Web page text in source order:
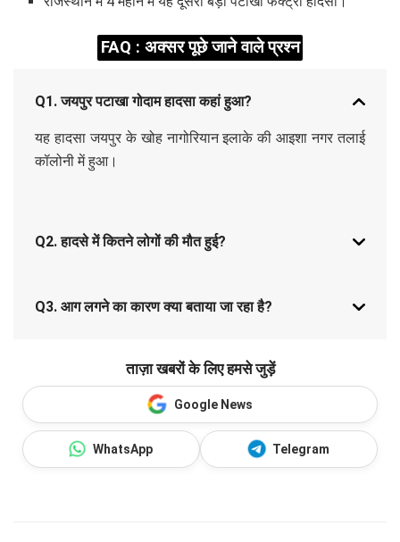
FAQ : अक्सर पूछे जाने वाले प्रश्न
Q1. जयपुर पटाखा गोदाम हादसा कहां हुआ?
यह हादसा जयपुर के खोह नागोरियान इलाके की आइशा नगर तलाई
कॉलोनी में हुआ।
Q2. हादसे में कितने लोगों की मौत हुई?
Q3. आग लगने का कारण क्या बताया जा रहा है?
ताज़ा खबरों के लिए हमसे जुड़ें
Google News
WhatsApp Telegram